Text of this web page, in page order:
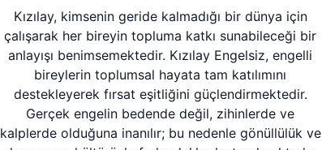
Kızılay, kimsenin geride kalmadığı bir dünya için
çalışarak her bireyin topluma katkı sunabileceği bir
anlayışı benimsemektedir. Kızılay Engelsiz, engelli
bireylerin toplumsal hayata tam katılımını
destekleyerek fırsat eşitliğini güçlendirmektedir.
Gerçek engelin bedende değil, zihinlerde ve
kalplerde olduğuna inanılır; bu nedenle gönüllülük ve